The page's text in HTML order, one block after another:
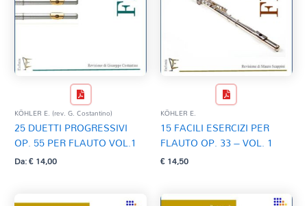
KÖHLER E. (rev. G. Costantino)
25 DUETTI PROGRESSIVI
OP. 55 PER FLAUTO VOL.1
Da:€14,00
KÖHLER E.
15 FACILI ESERCIZI PER
FLAUTO OP. 33 – VOL. 1
€14,50